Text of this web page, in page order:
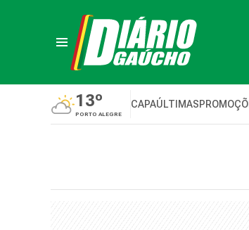
13º
PORTO ALEGRE
CAPAÚLTIMAS